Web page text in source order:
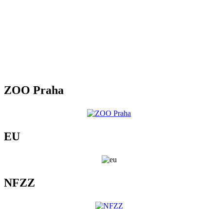
ZOO Praha
EU
NFZZ